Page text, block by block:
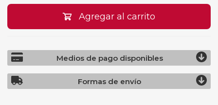
Agregar al carrito
Medios de pago disponibles
Formas de envío